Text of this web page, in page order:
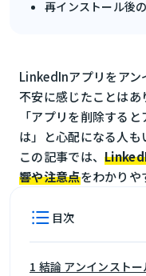
再インストール後
LinkedInアプリをアン
不安に感じたことはあ
「アプリを削除する
は」と心配になる人も
この記事では、
響や注意点をわかりや
目次
1 結論 アンインスト